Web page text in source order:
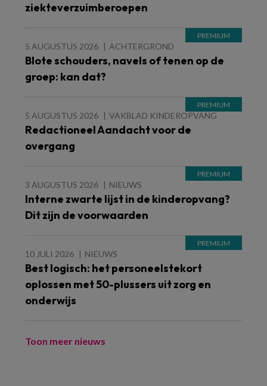
ziekteverzuimberoepen
5 AUGUSTUS 2026 ACHTERGROND
Blote schouders, navels of tenen op de
groep: kan dat?
5 AUGUSTUS 2026 VAKBLAD KINDEROPVANG
Redactioneel Aandacht voor de
overgang
3 AUGUSTUS 2026 NIEUWS
Interne zwarte lijst in de kinderopvang?
Dit zijn de voorwaarden
10 JULI 2026 NIEUWS
Best logisch: het personeelstekort
oplossen met 50-plussers uit zorg en
onderwijs
Toon meer nieuws